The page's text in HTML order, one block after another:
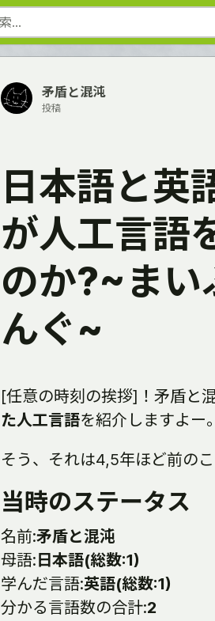
矛盾と混沌
投稿
日本語と英
が人工言語
のか?~まい
んぐ~
[任意の時刻の挨拶]！矛盾と
た人工言語を紹介しますよー。
そう、それは4,5年ほど前の
当時のステータス
名前:矛盾と混沌
母語: 日本語(総数:1)
学んだ言語:英語(総数:1)
分かる言語数の合計:2